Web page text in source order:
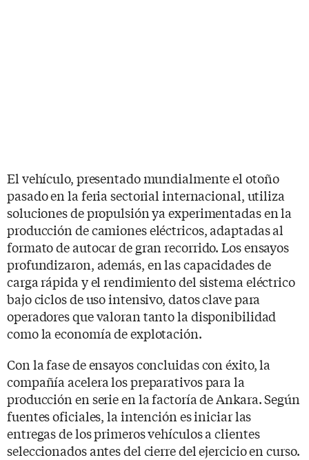
El vehículo, presentado mundialmente el otoño
pasado en la feria sectorial internacional, utiliza
soluciones de propulsión ya experimentadas en la
producción de camiones eléctricos, adaptadas al
formato de autocar de gran recorrido. Los ensayos
profundizaron, además, en las capacidades de
carga rápida y el rendimiento del sistema eléctrico
bajo ciclos de uso intensivo, datos clave para
operadores que valoran tanto la disponibilidad
como la economía de explotación.
Con la fase de ensayos concluidas con éxito, la
compañía acelera los preparativos para la
producción en serie en la factoría de Ankara. Según
fuentes oficiales, la intención es iniciar las
entregas de los primeros vehículos a clientes
seleccionados antes del cierre del ejercicio en curso.